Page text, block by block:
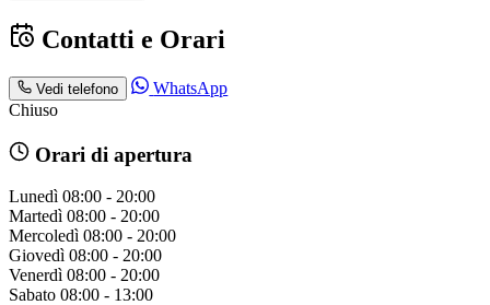
Contatti e Orari
Vedi telefono
WhatsApp
Chiuso
Orari di apertura
Lunedì 08:00 - 20:00
Martedì 08:00 - 20:00
Mercoledì 08:00 - 20:00
Giovedì 08:00 - 20:00
Venerdì 08:00 - 20:00
Sabato 08:00 - 13:00